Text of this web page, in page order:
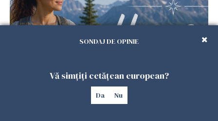
SONDAJ DE OPINIE
Vă simțiți cetățean european?
Da Nu